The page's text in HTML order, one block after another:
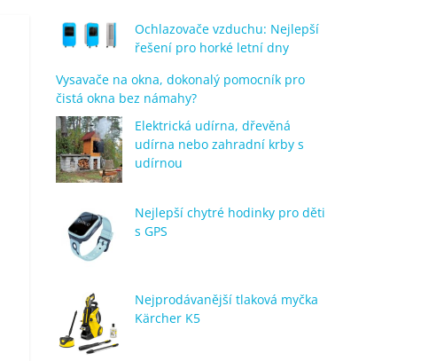
Ochlazovače vzduchu: Nejlepší
řešení pro horké letní dny
Vysavače na okna, dokonalý pomocník pro
čistá okna bez námahy?
Elektrická udírna, dřevěná
udírna nebo zahradní krby s
udírnou
Nejlepší chytré hodinky pro děti
s GPS
Nejprodávanější tlaková myčka
Kärcher K5